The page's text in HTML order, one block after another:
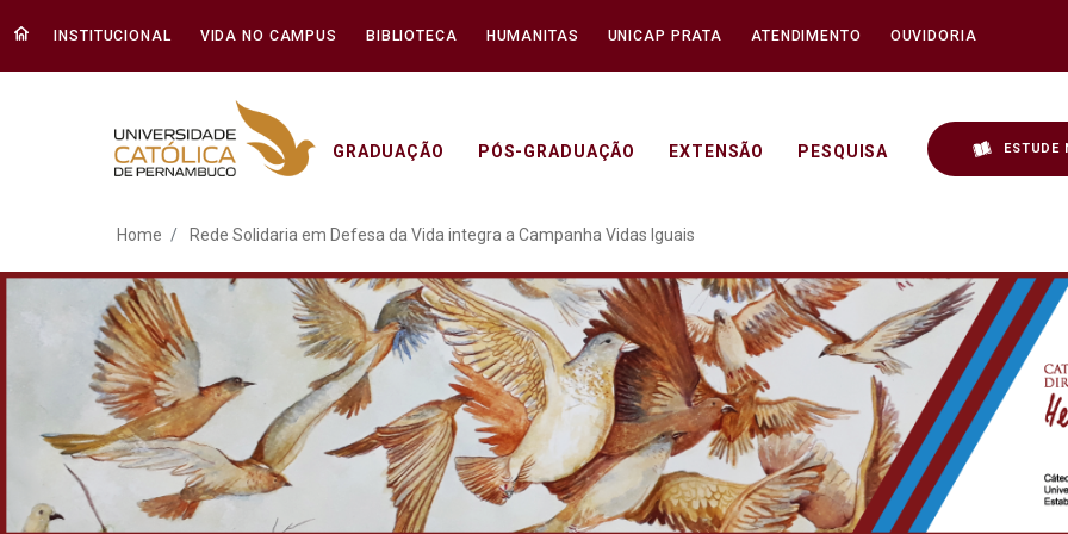
INSTITUCIONAL VIDA NO CAMPUS BIBLIOTECA HUMANITAS UNICAP PRATA ATENDIMENTO OUVIDORIA
GRADUAÇÃO PÓS-GRADUAÇÃO EXTENSÃO PESQUISA ESTUDE
Rede Solidaria em Defesa da Vida integra a
Home Rede Solidaria em Defesa da Vida integra a Campanha Vidas Iguais